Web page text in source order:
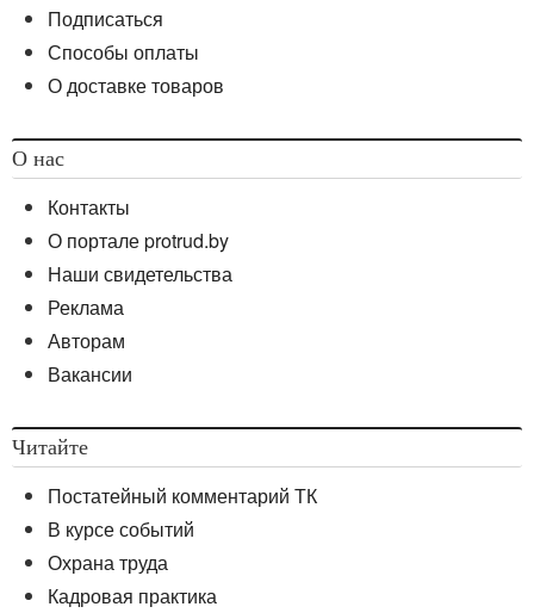
Подписаться
Способы оплаты
О доставке товаров
О нас
Контакты
О портале protrud.by
Наши свидетельства
Реклама
Авторам
Вакансии
Читайте
Постатейный комментарий ТК
В курсе событий
Охрана труда
Кадровая практика